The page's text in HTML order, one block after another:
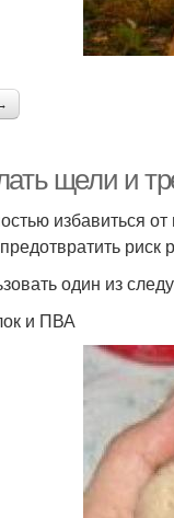
щели и
избавиться
риск
один из
и ПВА